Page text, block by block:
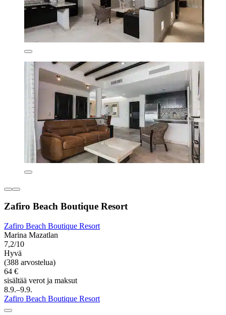
Zafiro Beach Boutique Resort
Zafiro Beach Boutique Resort
Marina Mazatlan
7,2/10
Hyvä
(388 arvostelua)
64 €
sisältää verot ja maksut
8.9.–9.9.
Zafiro Beach Boutique Resort